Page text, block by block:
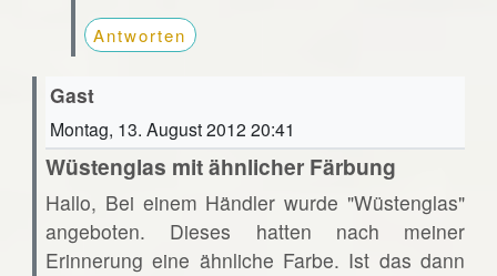
Antworten
Gast
Montag, 13. August 2012 20:41
Wüstenglas mit ähnlicher Färbung
Hallo, Bei einem Händler wurde "Wüstenglas"
angeboten. Dieses hatten nach meiner
Erinnerung eine ähnliche Farbe. Ist das dann